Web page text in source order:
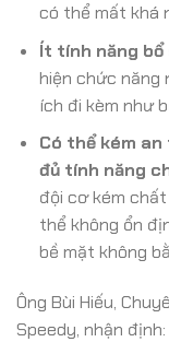
có thể mất khá
Ít tính năng bổ
hiện chức năng
ích đi kèm như
Có thể kém
đủ tính năng
đội cơ kém
thể không ổn
bề mặt không
Ông Bùi Hiếu,
Speedy, nhận